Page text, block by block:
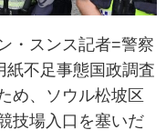
・スンス記者=警察
紙不足事態国政調査
め、ソウル松坡区
技場入口を塞いだ